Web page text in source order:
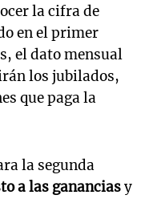
la cifra de
en el primer
el dato mensual
los jubilados,
que paga la
la segunda
a las gananciasy